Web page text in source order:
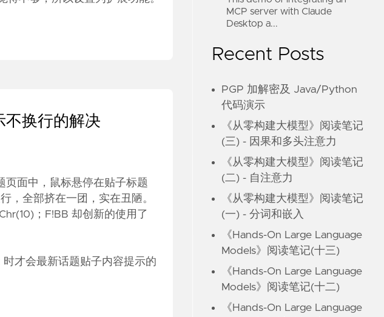
不换行的解决
页面中，鼠标悬停在贴子标题
，全部挤在一团，实在丑陋。
；F!BB 却创新的使用了
才会最新话题贴子内容提示的
MCP server with Claude
Desktop a...
Recent Posts
PGP 加解密及 Java/Python
代码演示
《从零构建大模型》阅读笔记
(三) - 因果和多头注意力
《从零构建大模型》阅读笔记
(二) - 自注意力
《从零构建大模型》阅读笔记
(一) - 分词和嵌入
《Hands-On Large Language
Models》阅读笔记(十三)
《Hands-On Large Language
Models》阅读笔记(十二)
《Hands-On Large Language